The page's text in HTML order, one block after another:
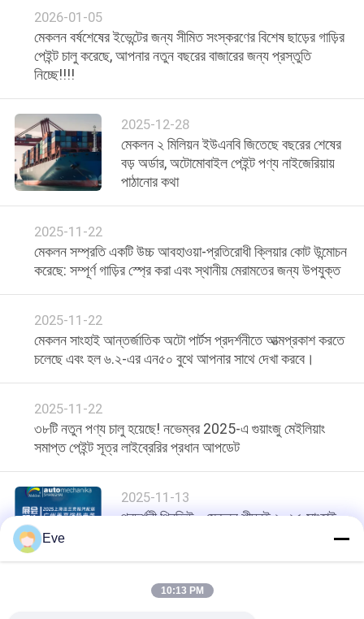
আমাদের
সাথে
যোগাযোগ
করুন
খবর
উদ্ধৃতির
জন্য
আবেদন
সাইট
ম্যাপ
গোপনীয়তা
2026-01-05
মেকলন বর্ষশেষের ইভেন্টের জন্য সীমিত সংস্করণের বিশেষ ছাড়ের গাড়ির
পেইন্ট চালু করেছে, আপনার নতুন বছরের বাজারের জন্য প্রস্তুতি
নিচ্ছে!!!!
2025-12-28
মেকলন ২ মিলিয়ন ইউএনবি জিতেছে বছরের শেষের
বড় অর্ডার, অটোমোবাইল পেইন্ট পণ্য নাইজেরিয়ায়
পাঠানোর কথা
2025-11-22
মেকলন সম্প্রতি একটি উচ্চ আবহাওয়া-প্রতিরোধী ক্লিয়ার কোট উন্মোচন
করেছে: সম্পূর্ণ গাড়ির স্প্রে করা এবং স্থানীয় মেরামতের জন্য উপযুক্ত
2025-11-22
মেকলন সাংহাই আন্তর্জাতিক অটো পার্টস প্রদর্শনীতে আত্মপ্রকাশ করতে
চলেছে এবং হল ৬.২-এর এন৫০ বুথে আপনার সাথে দেখা করবে।
2025-11-22
৩৮টি নতুন পণ্য চালু হয়েছে! নভেম্বর 2025-এ গুয়াংজু মেইলিয়াং
সমাপ্ত পেইন্ট সূত্র লাইব্রেরির প্রধান আপডেট
2025-11-13
প্রদর্শনী প্রিভিউ - মেকলন শীঘ্রই ২০২৫ সাংহাই
Eve
10:13 PM